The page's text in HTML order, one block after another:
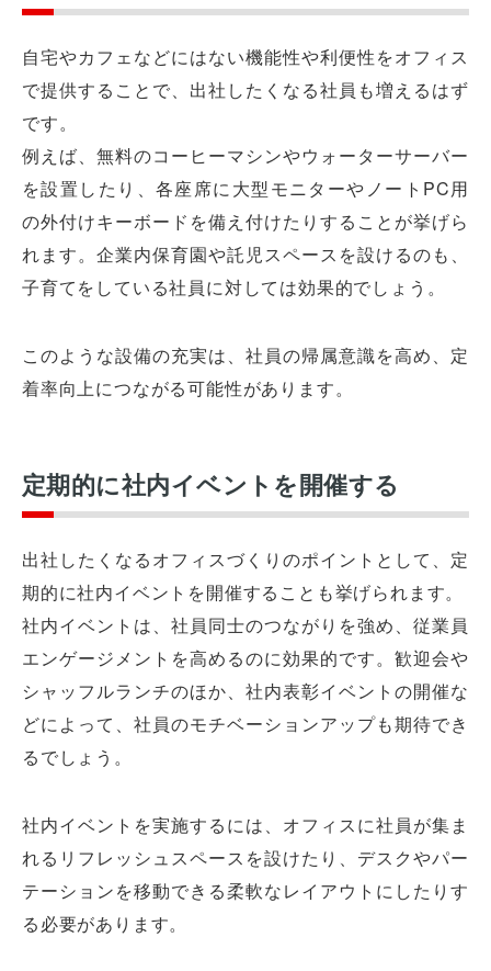
自宅やカフェなどにはない機能性や利便性をオフィス
で提供することで、出社したくなる社員も増えるはず
です。
例えば、無料のコーヒーマシンやウォーターサーバー
を設置したり、各座席に大型モニターやノートPC用
の外付けキーボードを備え付けたりすることが挙げら
れます。企業内保育園や託児スペースを設けるのも、
子育てをしている社員に対しては効果的でしょう。
このような設備の充実は、社員の帰属意識を高め、定
着率向上につながる可能性があります。
定期的に社内イベントを開催する
出社したくなるオフィスづくりのポイントとして、定
期的に社内イベントを開催することも挙げられます。
社内イベントは、社員同士のつながりを強め、従業員
エンゲージメントを高めるのに効果的です。歓迎会や
シャッフルランチのほか、社内表彰イベントの開催な
どによって、社員のモチベーションアップも期待でき
るでしょう。
社内イベントを実施するには、オフィスに社員が集ま
れるリフレッシュスペースを設けたり、デスクやパー
テーションを移動できる柔軟なレイアウトにしたりす
る必要があります。